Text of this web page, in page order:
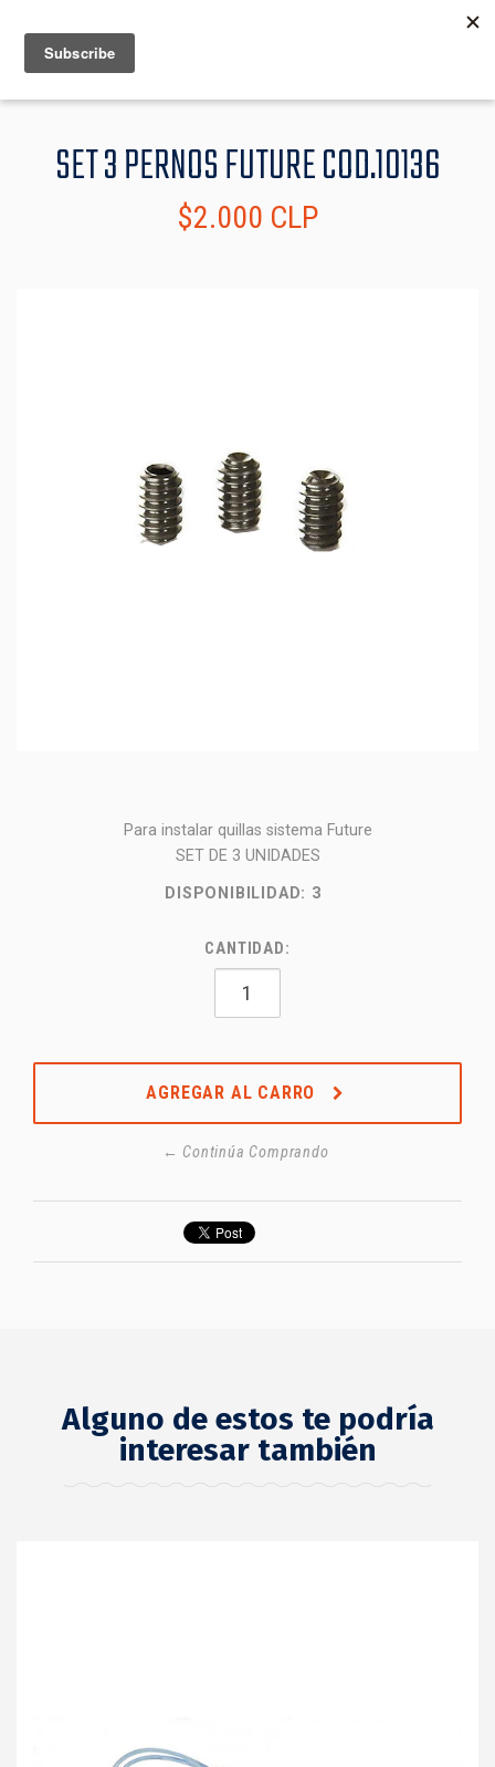
MENU
SET 3 PERNOS FUTURE COD.10136
$2.000 CLP
Para instalar quillas sistema Future
SET DE 3 UNIDADES
DISPONIBILIDAD: 3
CANTIDAD:
AGREGAR AL CARRO
← Continúa Comprando
Alguno de estos te podría
interesar también